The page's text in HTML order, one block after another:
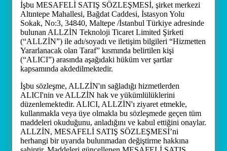
İşbu MESAFELİ SATIŞ SÖZLEŞMESİ, şirket merkezi
Altıntepe Mahallesi, Bağdat Caddesi, İstasyon Yolu
Sokak, No:3, 34840, Maltepe /İstanbul Türkiye adresinde
bulunan ALLZİN Teknoloji Ticaret Limited Şirketi
(“ALLZİN”) ile adı/soyadı ve iletişim bilgileri “Hizmetten
Yararlanacak olan Taraf” kısmında belirtilen kişi
(“ALICI”) arasında aşağıdaki hüküm ver şartlar
kapsamında akdedilmektedir.
İşbu sözleşme, ALLZİN'ın sağladığı hizmetlerden
ALICI'nin ve ALLZİN hak ve yükümlülüklerini
düzenlemektedir. ALICI, ALLZİN'ı ziyaret etmekle,
kullanmakla veya üye olmakla bu sözleşmede geçen tüm
maddeleri okuduğunu, anladığını ve kabul ettiğini onaylar.
ALLZİN, MESAFELİ SATIŞ SÖZLEŞMESİ’ni
herhangi bir uyarıda bulunmadan değiştirme hakkına